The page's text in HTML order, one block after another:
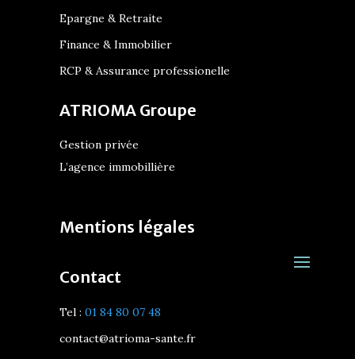
Epargne & Retraite
Finance & Immobilier
RCP & Assurance professionelle
ATRIOMA Groupe
Gestion privée
L’agence immobillière
Mentions légales
Contact
Tel : 01 84 80 07 48
contact@atrioma-sante.fr